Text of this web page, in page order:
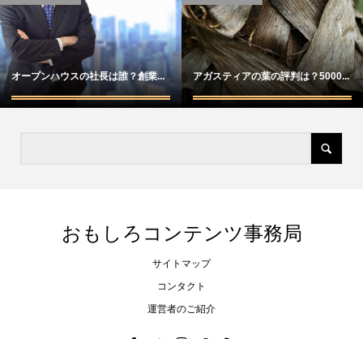
誰？創業... アガスティアの葉の評判は？5000... 見学だけじゃない！
おもしろコンテンツ事務局
サイトマップ
コンタクト
運営者のご紹介